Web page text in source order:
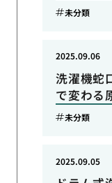
未分類
洗濯機蛇
で変わる
2025.09.06
未分類
2025.09.05